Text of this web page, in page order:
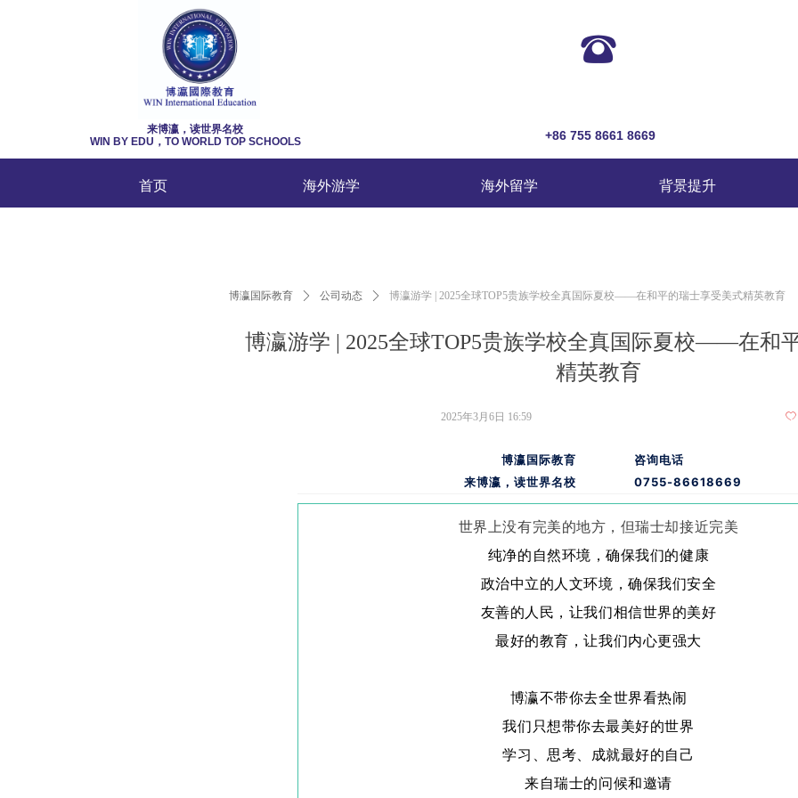
뀰
+86 755 8661 8669
来博瀛，读世界名校
WIN BY EDU， TO WORLD TOP SCHOOLS
首页 海外游学 海外留学 背景提升
博瀛游学 | 2025全球TOP5贵族学校全真国际夏校——在和
精英教育
博瀛国际教育 ꄲ 公司动态 ꄲ 博瀛游学 | 2025全球TOP5贵族学校全真国际夏校——在和平的瑞士享受美式精英教育
博瀛国际教育
来博瀛，读世界名校
咨询电话
0755-86618669
世界上没有完美的地方，但瑞士却接近完美
纯净的自然环境，确保我们的健康
政治中立的人文环境，确保我们安全
友善的人民，让我们相信世界的美好
最好的教育，让我们内心更强大
博瀛不带你去全世界看热闹
我们只想带你去最美好的世界
学习、思考、成就最好的自己
来自瑞士的问候和邀请
2025年3月6日 16:59 ꄀ